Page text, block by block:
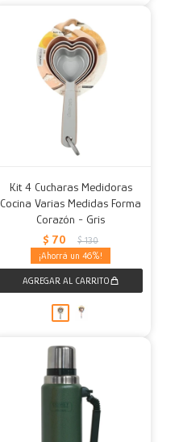
Kit 4 Cucharas Medidoras
Cocina Varias Medidas Forma
Corazón - Gris
$ 70 $ 130
46